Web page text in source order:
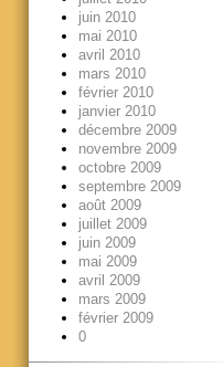
juin 2010
mai 2010
avril 2010
mars 2010
février 2010
janvier 2010
décembre 2009
novembre 2009
octobre 2009
septembre 2009
août 2009
juillet 2009
juin 2009
mai 2009
avril 2009
mars 2009
février 2009
0